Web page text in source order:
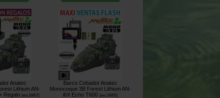
Anatec
Lithium AN-
Regalo [esc16857]
Barco Cebador Anatec
Monocoque 3B Forest Lithium AN-
i6X Echo T600
esc16855]